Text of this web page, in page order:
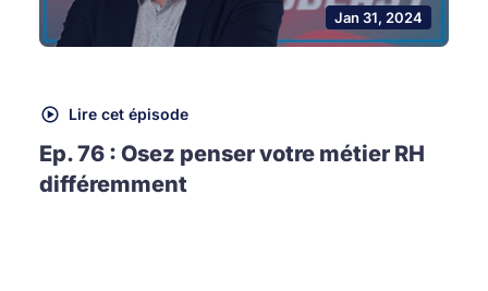
Jan 31, 2024
Lire cet épisode
Ep. 76 : Osez penser votre métier RH
différemment